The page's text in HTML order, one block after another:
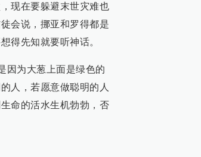
现在要躲避末世灾难也
会说，挪亚和罗得都是
得先知就要听神话。
为大葱上面是绿色的
人，若愿意做聪明的人
命的活水生机勃勃，否